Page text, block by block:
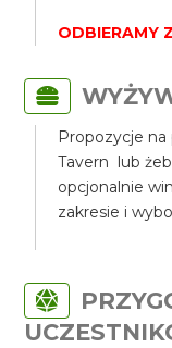
ODBIERAMY
Propozycje na
Tavern lub
opcjonalnie
zakresie i